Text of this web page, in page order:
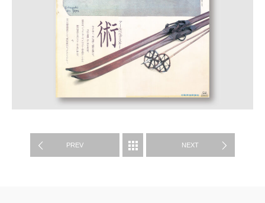
PREV
制作実績 NEXT